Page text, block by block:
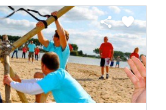
share favorite